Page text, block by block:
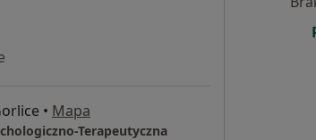
• Mapa
Terapeutyczna